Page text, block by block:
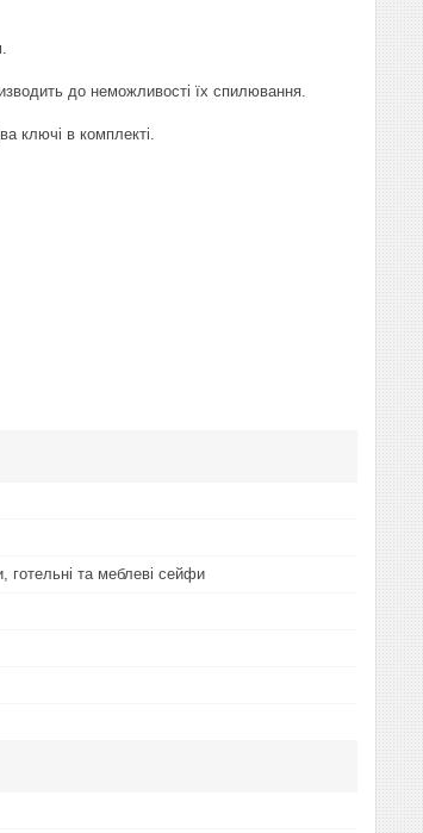
до неможливості їх спилювання.
ключі в комплекті.
готельні та меблеві сейфи